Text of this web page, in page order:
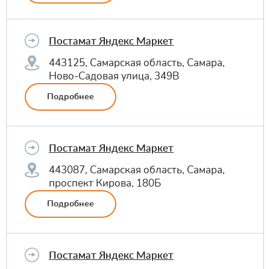
Постамат Яндекс Маркет
443125, Самарская область, Самара,
Ново-Садовая улица, 349В
Подробнее
Постамат Яндекс Маркет
443087, Самарская область, Самара,
проспект Кирова, 180Б
Подробнее
Постамат Яндекс Маркет